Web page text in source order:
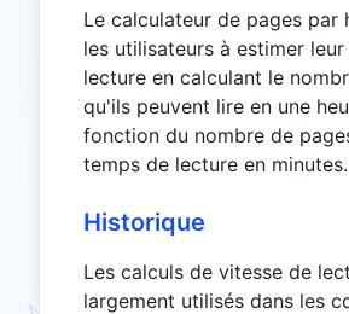
Le calculateur de pages par
les utilisateurs à estimer
lecture en calculant le
qu'ils peuvent lire en une
fonction du nombre de
temps de lecture en minutes.
Historique
Les calculs de vitesse de
largement utilisés dans les